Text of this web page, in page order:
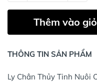
Thêm vào giỏ
THÔNG TIN SẢN PHẨM
Ly Chân Thủy Tinh Nuôi